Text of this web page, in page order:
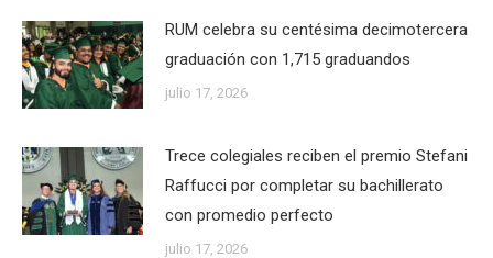
RUM celebra su centésima decimotercera
graduación con 1,715 graduandos
julio 17, 2026
Trece colegiales reciben el premio Stefani
Raffucci por completar su bachillerato
con promedio perfecto
julio 17, 2026